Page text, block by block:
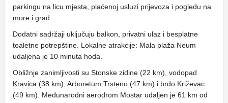
parkingu na licu mjesta, plaćenoj usluzi prijevoza i pogledu na
more i grad.
Dodatni sadržaji uključuju balkon, privatni ulaz i besplatne
toaletne potrepštine. Lokalne atrakcije: Mala plaža Neum
udaljena je 10 minuta hoda.
Obližnje zanimljivosti su Stonske zidine (22 km), vodopad
Kravica (38 km), Arboretum Trsteno (47 km) i brdo Križevac
(49 km). Međunarodni aerodrom Mostar udaljen je 61 km od